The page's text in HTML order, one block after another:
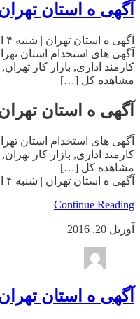
آگهی ه استان تهران | شنبه ۴
آگهی ه استان تهران | شنبه ۴ اردیبهشت ۹۵
آگهی های استخدام استان
کارمند اداری, بازار کار
مشاهده کل […]
آگهی ه استان تهران | شنبه ۴
آگهی های استخدام استان
کارمند اداری, بازار کار
مشاهده کل […]
آگهی ه استان تهران | شنبه ۴ اردیبهشت ۹۵
Continue Reading
آوریل 20, 2016
آگهی ه استان تهران |